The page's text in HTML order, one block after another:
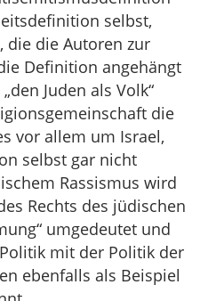
selbst,
die die Autoren zur
Definition angehängt
Juden als Volk“
die
vor allem um Israel,
selbst gar nicht
Rassismus wird
Rechts des jüdischen
umgedeutet und
mit der Politik der
ebenfalls als Beispiel